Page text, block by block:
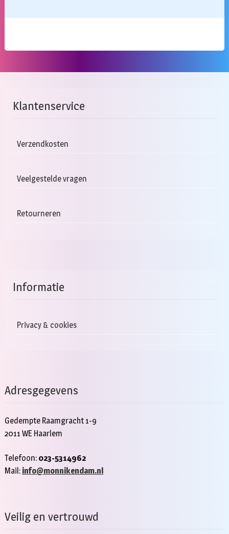
Klantenservice
Verzendkosten
Veelgestelde vragen
Retourneren
Informatie
Privacy & cookies
Adresgegevens
Gedempte Raamgracht 1-9
2011 WE Haarlem
Telefoon: 023-5314962
Mail: info@monnikendam.nl
Veilig en vertrouwd